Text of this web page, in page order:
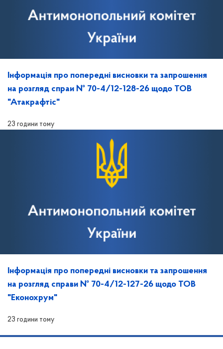
Інформація про попередні висновки та запрошення
на розгляд спраи № 70-4/12-128-26 щодо ТОВ
"Атакрафтіс"
23 години тому
Інформація про попередні висновки та запрошення
на розгляд справи № 70-4/12-127-26 щодо ТОВ
"Еконохрум"
23 години тому